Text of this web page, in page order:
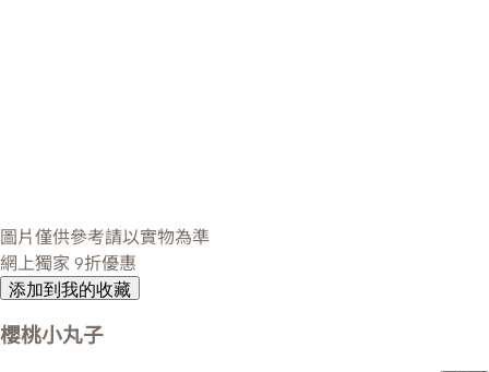
圖片僅供參考請以實物為準
網上獨家 9折優惠
添加到我的收藏
櫻桃小丸子